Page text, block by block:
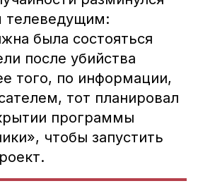
телеведущим:
была состояться
после убийства
того, по информации,
тот планировал
программы
чтобы запустить